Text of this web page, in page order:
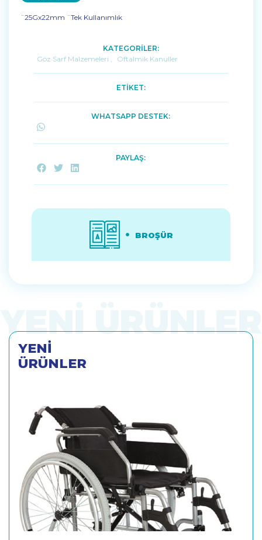
¨25Gx22mm ¨Tek Kullanımlık
KATEGORİLER:
Göz Sarf Malzemeleri
Oftalmik Kanüller
ETİKET:
WHATSAPP DESTEK:
PAYLAŞ:
BROŞÜR
YENİ
ÜRÜNLER